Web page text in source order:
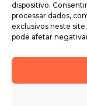
dispositivo.
processar dados,
exclusivos neste
pode afetar
© 2026 | O
reservados.